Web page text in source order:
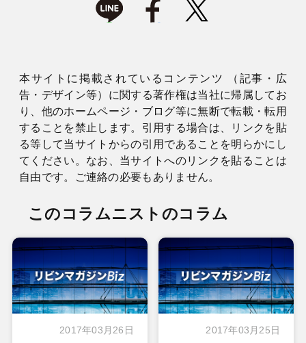
本サイトに掲載されているコンテンツ （記事・広
告・デザイン等）に関する著作権は当社に帰属してお
り、他のホームページ・ブログ等に無断で転載・転用
することを禁止します。引用する場合は、リンクを貼
る等して当サイトからの引用であることを明らかにし
てください。なお、当サイトへのリンクを貼ることは
自由です。ご連絡の必要もありません。
このコラムニストのコラム
2017年03月26日 2017年03月25日